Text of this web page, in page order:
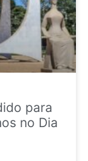
para
no Dia